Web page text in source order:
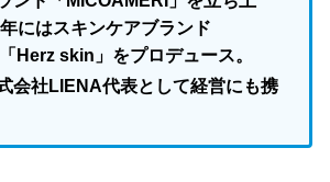
にはスキンケアブランド
Herz skin」をプロデュース。
会社LIENA代表として経営にも携